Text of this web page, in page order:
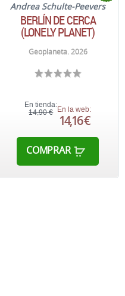
Andrea Schulte-Peevers
BERLÍN DE CERCA
(LONELY PLANET)
Geoplaneta. 2026
En tienda:
14,90 € En la web:
14,16 €
COMPRAR